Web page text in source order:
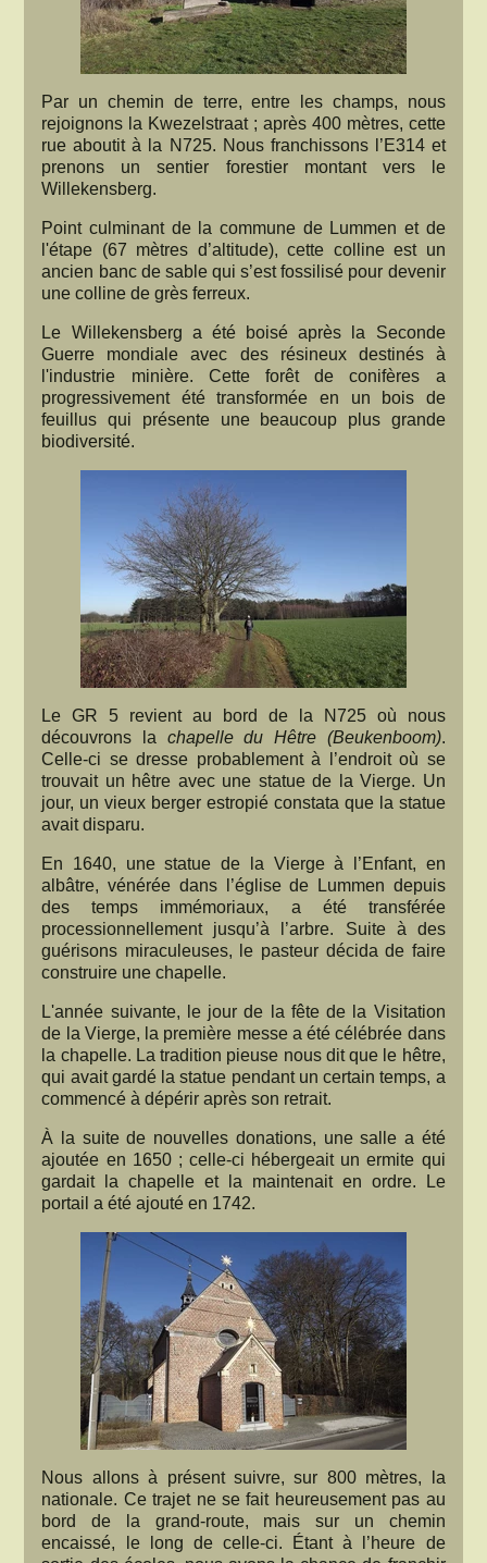
Par un chemin de terre, entre les champs, nous
rejoignons la Kwezelstraat ; après 400 mètres, cette
rue aboutit à la N725. Nous franchissons l’E314 et
prenons un sentier forestier montant vers le
Willekensberg.
Point culminant de la commune de Lummen et de
l'étape (67 mètres d’altitude), cette colline est un
ancien banc de sable qui s’est fossilisé pour devenir
une colline de grès ferreux.
Le Willekensberg a été boisé après la Seconde
Guerre mondiale avec des résineux destinés à
l'industrie minière. Cette forêt de conifères a
progressivement été transformée en un bois de
feuillus qui présente une beaucoup plus grande
biodiversité.
Le GR 5 revient au bord de la N725 où nous
découvrons la chapelle du Hêtre (Beukenboom).
Celle-ci se dresse probablement à l’endroit où se
trouvait un hêtre avec une statue de la Vierge. Un
jour, un vieux berger estropié constata que la statue
avait disparu.
En 1640, une statue de la Vierge à l’Enfant, en
albâtre, vénérée dans l’église de Lummen depuis
des temps immémoriaux, a été transférée
processionnellement jusqu’à l’arbre. Suite à des
guérisons miraculeuses, le pasteur décida de faire
construire une chapelle.
L'année suivante, le jour de la fête de la Visitation
de la Vierge, la première messe a été célébrée dans
la chapelle. La tradition pieuse nous dit que le hêtre,
qui avait gardé la statue pendant un certain temps, a
commencé à dépérir après son retrait.
À la suite de nouvelles donations, une salle a été
ajoutée en 1650 ; celle-ci hébergeait un ermite qui
gardait la chapelle et la maintenait en ordre. Le
portail a été ajouté en 1742.
Nous allons à présent suivre, sur 800 mètres, la
nationale. Ce trajet ne se fait heureusement pas au
bord de la grand-route, mais sur un chemin
encaissé, le long de celle-ci. Étant à l’heure de